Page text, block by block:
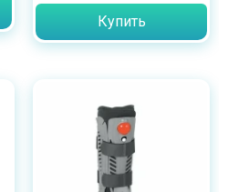
Купить